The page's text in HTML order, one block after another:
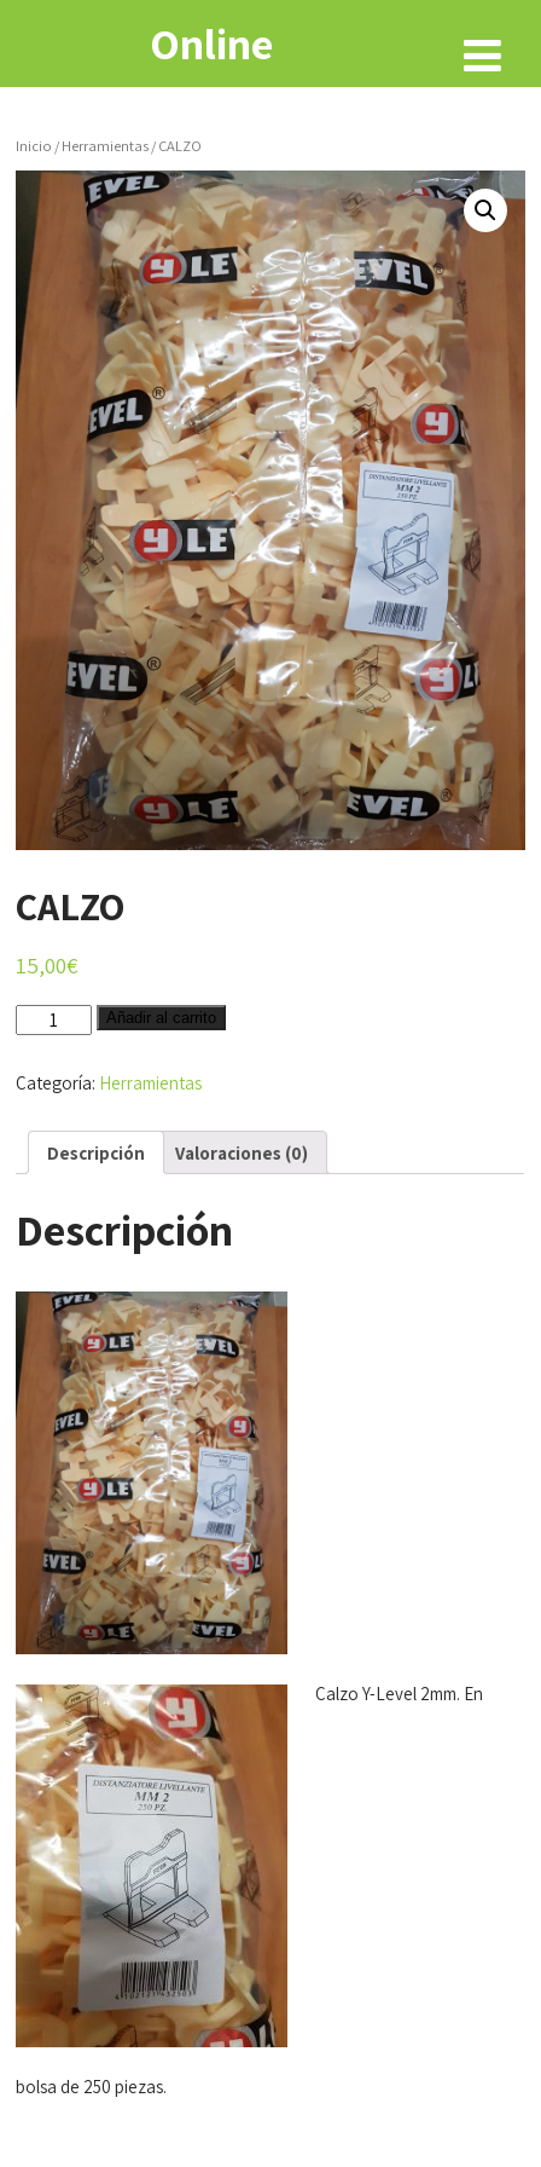
Online
Inicio /Herramientas/ CALZO
CALZO
15,00€
CALZO
cantidad
Añadir al carrito
Categoría: Herramientas
Descripción Valoraciones (0)
Descripción
Calzo Y-Level 2mm. En
bolsa de 250 piezas.